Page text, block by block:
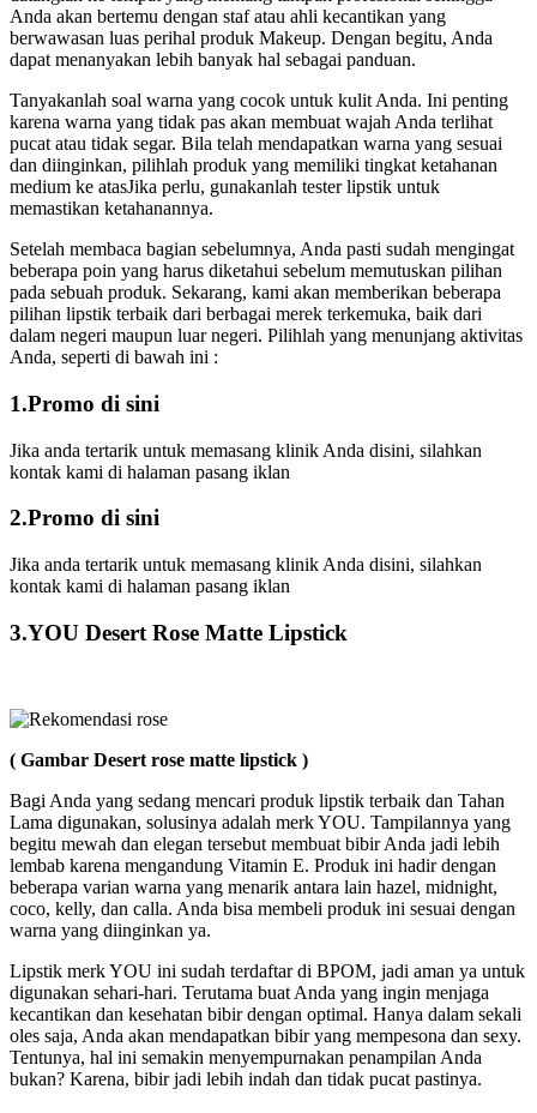
Anda akan bertemu dengan staf atau ahli kecantikan yang
berwawasan luas perihal produk Makeup. Dengan begitu, Anda
dapat menanyakan lebih banyak hal sebagai panduan.
Tanyakanlah soal warna yang cocok untuk kulit Anda. Ini penting
karena warna yang tidak pas akan membuat wajah Anda terlihat
pucat atau tidak segar. Bila telah mendapatkan warna yang sesuai
dan diinginkan, pilihlah produk yang memiliki tingkat ketahanan
medium ke atasJika perlu, gunakanlah tester lipstik untuk
memastikan ketahanannya.
Setelah membaca bagian sebelumnya, Anda pasti sudah mengingat
beberapa poin yang harus diketahui sebelum memutuskan pilihan
pada sebuah produk. Sekarang, kami akan memberikan beberapa
pilihan lipstik terbaik dari berbagai merek terkemuka, baik dari
dalam negeri maupun luar negeri. Pilihlah yang menunjang aktivitas
Anda, seperti di bawah ini :
1.Promo di sini
Jika anda tertarik untuk memasang klinik Anda disini, silahkan
kontak kami di halaman pasang iklan
2.Promo di sini
Jika anda tertarik untuk memasang klinik Anda disini, silahkan
kontak kami di halaman pasang iklan
3.YOU Desert Rose Matte Lipstick
( Gambar Desert rose matte lipstick )
Bagi Anda yang sedang mencari produk lipstik terbaik dan Tahan
Lama digunakan, solusinya adalah merk YOU. Tampilannya yang
begitu mewah dan elegan tersebut membuat bibir Anda jadi lebih
lembab karena mengandung Vitamin E. Produk ini hadir dengan
beberapa varian warna yang menarik antara lain hazel, midnight,
coco, kelly, dan calla. Anda bisa membeli produk ini sesuai dengan
warna yang diinginkan ya.
Lipstik merk YOU ini sudah terdaftar di BPOM, jadi aman ya untuk
digunakan sehari-hari. Terutama buat Anda yang ingin menjaga
kecantikan dan kesehatan bibir dengan optimal. Hanya dalam sekali
oles saja, Anda akan mendapatkan bibir yang mempesona dan sexy.
Tentunya, hal ini semakin menyempurnakan penampilan Anda
bukan? Karena, bibir jadi lebih indah dan tidak pucat pastinya.